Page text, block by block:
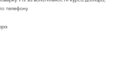
телефону